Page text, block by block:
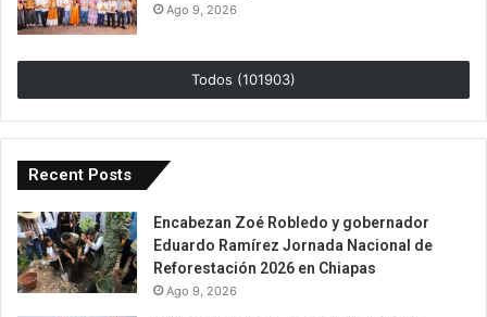
Ago 9, 2026
Todos (101903)
Recent Posts
Encabezan Zoé Robledo y gobernador
Eduardo Ramírez Jornada Nacional de
Reforestación 2026 en Chiapas
Ago 9, 2026